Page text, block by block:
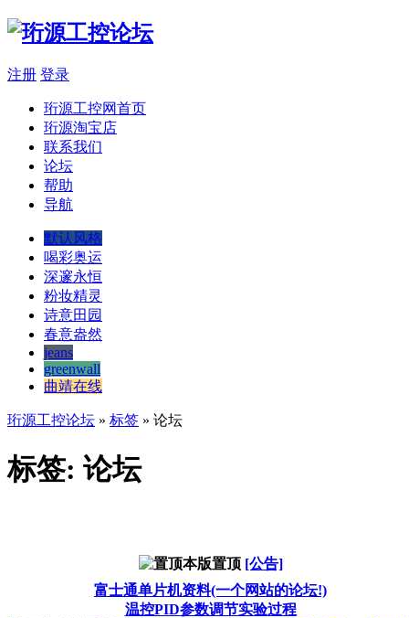
注册 登录
珩源工控网首页
珩源淘宝店
联系我们
论坛
帮助
导航
默认风格
喝彩奥运
深邃永恒
粉妆精灵
诗意田园
春意盎然
jeans
greenwall
曲靖在线
珩源工控论坛 » 标签 » 论坛
标签: 论坛
[公告]
富士通单片机资料(一个网站的论坛!)
温控PID参数调节实验过程